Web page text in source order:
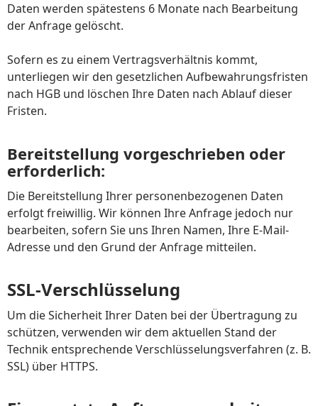
Daten werden spätestens 6 Monate nach Bearbeitung
der Anfrage gelöscht.
Sofern es zu einem Vertragsverhältnis kommt,
unterliegen wir den gesetzlichen Aufbewahrungsfristen
nach HGB und löschen Ihre Daten nach Ablauf dieser
Fristen.
Bereitstellung vorgeschrieben oder
erforderlich:
Die Bereitstellung Ihrer personenbezogenen Daten
erfolgt freiwillig. Wir können Ihre Anfrage jedoch nur
bearbeiten, sofern Sie uns Ihren Namen, Ihre E-Mail-
Adresse und den Grund der Anfrage mitteilen.
SSL-Verschlüsselung
Um die Sicherheit Ihrer Daten bei der Übertragung zu
schützen, verwenden wir dem aktuellen Stand der
Technik entsprechende Verschlüsselungsverfahren (z. B.
SSL) über HTTPS.